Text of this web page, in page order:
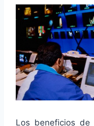
Los beneficios de